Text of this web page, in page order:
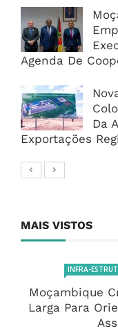
Agenda De
Da
Exportações
MAIS VISTOS
INFRA-
Moçambique
Larga Para